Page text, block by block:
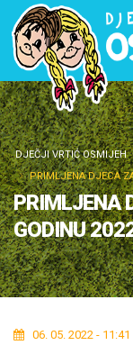
DJEČJI VRTIĆ OSMIJEH
PRIMLJENA DJECA
PRIMLJENA
GODINU
06. 05. 2022 - 11:41